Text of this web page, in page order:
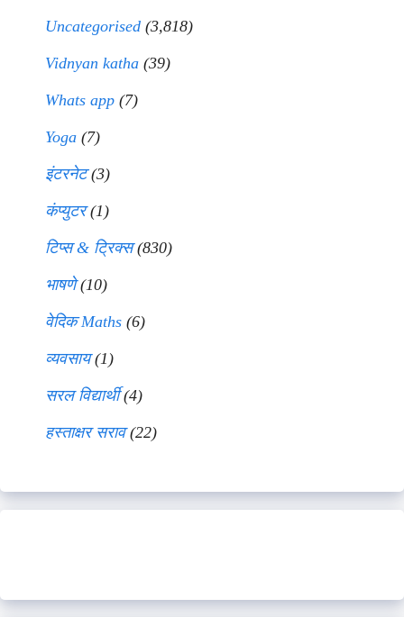
Uncategorised (3,818)
Vidnyan katha (39)
Whats app (7)
Yoga (7)
इंटरनेट(3)
कंप्युटर(1)
टिप्स & ट्रिक्स(830)
भाषणे(10)
वेदिक Maths (6)
व्यवसाय(1)
सरल विद्यार्थी(4)
हस्ताक्षर सराव(22)